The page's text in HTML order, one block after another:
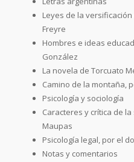
Leyes de la
Freyre
Hombres e ideas
González
La novela de Torcuato
Camino de la montaña,
Psicología y sociología
Caracteres y crítica de
Maupas
Psicología legal, por el
Notas y comentarios